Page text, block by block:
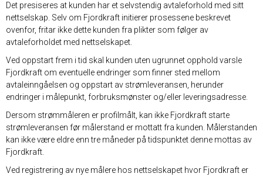
Det presiseres at kunden har et selvstendig avtaleforhold med sitt
nettselskap. Selv om Fjordkraft initierer prosessene beskrevet
ovenfor, fritar ikke dette kunden fra plikter som følger av
avtaleforholdet med nettselskapet.
Ved oppstart frem i tid skal kunden uten ugrunnet opphold varsle
Fjordkraft om eventuelle endringer som finner sted mellom
avtaleinngåelsen og oppstart av strømleveransen, herunder
endringer i målepunkt, forbruksmønster og/eller leveringsadresse.
Dersom strømmåleren er profilmålt, kan ikke Fjordkraft starte
strømleveransen før målerstand er mottatt fra kunden. Målerstanden
kan ikke være eldre enn tre måneder på tidspunktet denne mottas av
Fjordkraft.
Ved registrering av nye målere hos nettselskapet hvor Fjordkraft er